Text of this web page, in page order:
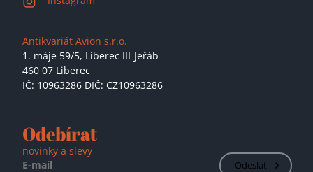
Antikvariát Avion s.r.o.
1. máje 59/5, Liberec III-Jeřáb
460 07 Liberec
IČ: 10963286 DIČ: CZ10963286
Odebírat
novinky a slevy
Odeslat